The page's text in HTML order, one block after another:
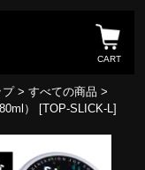
CART
プ> すべての商品 >
） [TOP-SLICK-L]